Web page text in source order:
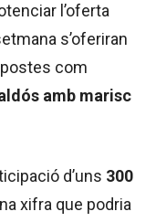
l’oferta
s’oferiran
com
amb marisc
d’uns 300
xifra que podria